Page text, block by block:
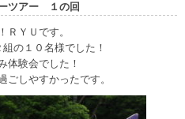
ツアー １の回
ＲＹＵです。
の１０名様でした！
体験会でした！
ごしやすかったです。